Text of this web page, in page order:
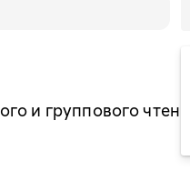
и группового чтения